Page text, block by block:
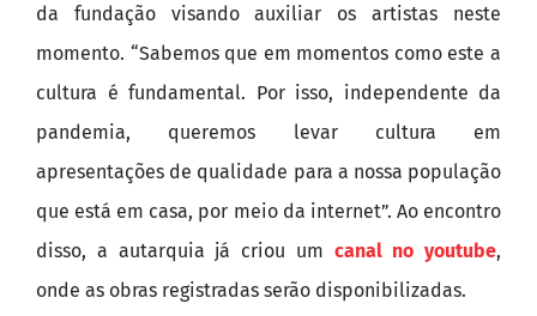
da fundação visando auxiliar os artistas neste
momento. “Sabemos que em momentos como este a
cultura é fundamental. Por isso, independente da
pandemia, queremos levar cultura em
apresentações de qualidade para a nossa população
que está em casa, por meio da internet”. Ao encontro
disso, a autarquia já criou um canal no youtube,
onde as obras registradas serão disponibilizadas.